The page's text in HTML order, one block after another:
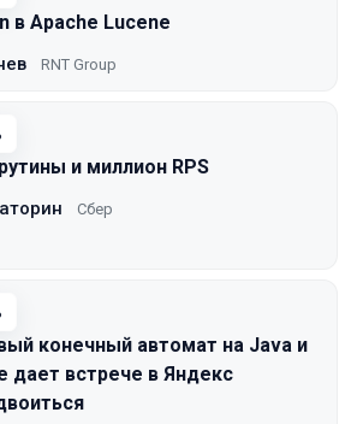
в Apache Lucene
RNT Group
и миллион RPS
Сбер
конечный автомат на Java и
дает встрече в Яндекс